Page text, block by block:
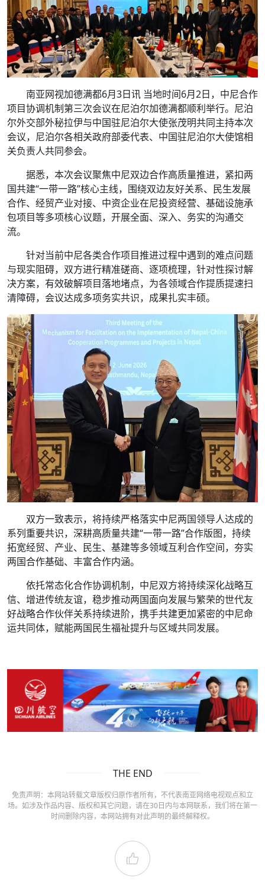
南亚网视加德满都6月3日讯 当地时间6月2日，中尼合作
项目协调机制第三次会议在尼泊尔加德满都顺利举行。尼泊
尔外交部外秘拉伊与中国驻尼泊尔大使张茂明共同主持本次
会议，尼泊尔各相关政府部委代表、中国驻尼泊尔大使馆相
关负责人共同参会。
据悉，本次会议聚焦中尼双边合作高质量推进，紧扣两
国共建“一带一路”核心主线，围绕双边友好关系、民生发展
合作、经贸产业对接、中资企业在尼投资经营、基础设施承
包项目等多项核心议题，开展全面、深入、务实的沟通交
流。
针对当前中尼各类合作项目推进过程中遇到的难点问题
与现实阻碍，双方进行精准磋商、逐项梳理，针对性探讨解
决方案，有效破解项目落地堵点，为各领域合作提质提速扫
清障碍，会议达成多项务实共识，成果扎实丰硕。
双方一致表示，将持续严格落实中尼两国领导人达成的
系列重要共识，深耕高质量共建“一带一路”合作版图，持续
拓宽经贸、产业、民生、基建等多领域互利合作空间，夯实
两国合作基础、丰富合作内涵。
依托常态化合作协调机制，中尼双方将持续深化战略互
信、增进传统友谊，稳步推动两国面向发展与繁荣的世代友
好战略合作伙伴关系持续进阶，携手共建更加紧密的中尼命
运共同体，赋能两国民生福祉提升与区域共同发展。
THE END
免责声明：本网站转载文章版权归原作者所有，不代表南亚网络电视观点和立
场。如涉及作品内容、版权和其它问题，请在30日内与本网联系，我们将在第一
时间删除内容，本网站拥有对此声明的最终解释权。